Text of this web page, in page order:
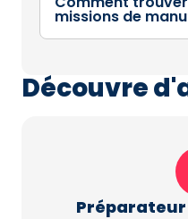
missions de
Découvre